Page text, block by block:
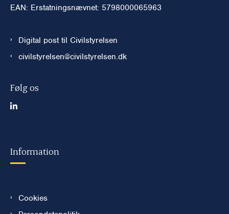
EAN: Erstatningsnævnet: 5798000065963
Digital post til Civilstyrelsen
civilstyrelsen@civilstyrelsen.dk
Følg os
Information
Cookies